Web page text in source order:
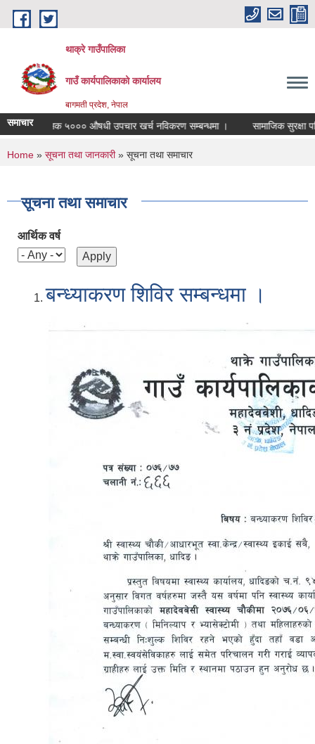
Skip to main content
थाक्रे गाउँपालिका
गाउँ कार्यपालिकाको कार्यालय
बागमती प्रदेश, नेपाल
समाचार
औषधी उपचार खर्च नविकरण सम्बन्धमा । सामाजिक सुरक्षा परिचयपत्र नविकरण
You are here
Home » सूचना तथा जानकारी» सूचना तथा समाचार
सूचना तथा समाचार
आर्थिक वर्ष
बन्ध्याकरण शिविर सम्बन्धमा ।